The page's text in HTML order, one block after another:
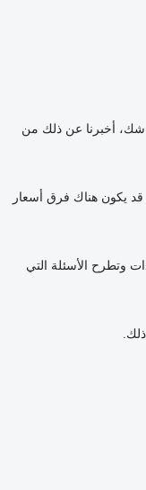
شك، أخبرنا عن ذلك من
يكون هناك فرق أسعار
وتطرح الأسئلة التي